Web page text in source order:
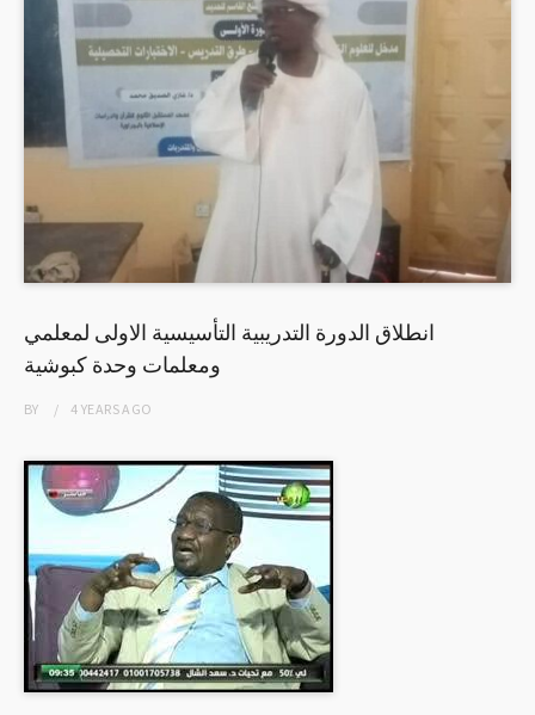
انطلاق الدورة التدريبية التأسيسية الاولى لمعلمي
ومعلمات وحدة كبوشية
BY 4 YEARSAGO